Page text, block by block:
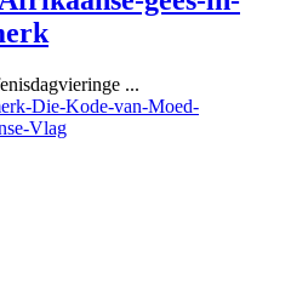
...